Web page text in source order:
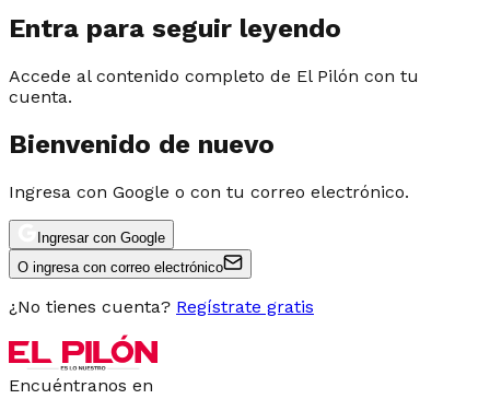
Entra para seguir leyendo
Accede al contenido completo de El Pilón con tu
cuenta.
Bienvenido de nuevo
Ingresa con Google o con tu correo electrónico.
Ingresar con Google
O ingresa con correo electrónico
¿No tienes cuenta? Regístrate gratis
Encuéntranos en